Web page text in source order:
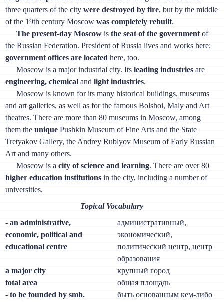
three quarters of the citywere destroyed by fire, but by the middle
of the 19th century Moscowwas completely rebuilt.
The present-day Moscowis the seat of the governmentof
the Russian Federation. President of Russia lives and works here;
government offices are located here, too.
Moscow is a major industrial city. Its leading industriesare
engineering, chemical andlight industries.
Moscow is known for its many historical buildings, museums
and art galleries, as well as for the famous Bolshoi, Maly and Art
theatres. There are more than 80 museums in Moscow, among
them theunique Pushkin Museum of Fine Arts and the State
Tretyakov Gallery, the Andrey Rublyov Museum of Early Russian
Art and many others.
Moscow is a city of science and learning. There are over 80
higher education institutions in the city, including a number of
universities.
Topical Vocabulary
- an administrative,
economic, political and
educational centre
административный,
экономический,
политический центр, центр
образования
a major city
крупный город
total area
общая площадь
- to be founded by smb.
быть основанным кем-либо